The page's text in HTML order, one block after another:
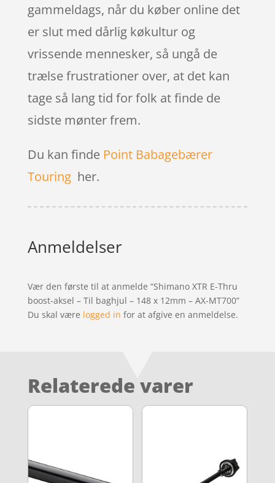
gammeldags, når du køber online det
er slut med dårlig køkultur og
vrissende mennesker, så ungå de
trælse frustrationer over, at det kan
tage så lang tid for folk at finde de
sidste mønter frem.
Du kan finde Point Babagebærer
Touringher.
Anmeldelser
Vær den første til at anmelde “Shimano XTR E-Thru
boost-aksel – Til baghjul – 148 x 12mm – AX-MT700”
Du skal være logged in for at afgive en anmeldelse.
Relaterede varer